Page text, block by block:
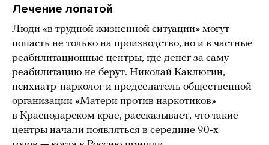
Лечение лопатой
Люди «в трудной жизненной ситуации» могут
попасть не только на производство, но и в частные
реабилитационные центры, где денег за саму
реабилитацию не берут. Николай Каклюгин,
психиатр-нарколог и председатель общественной
организации «Матери против наркотиков»
в Краснодарском крае, рассказывает, что такие
центры начали появляться в середине 90-х